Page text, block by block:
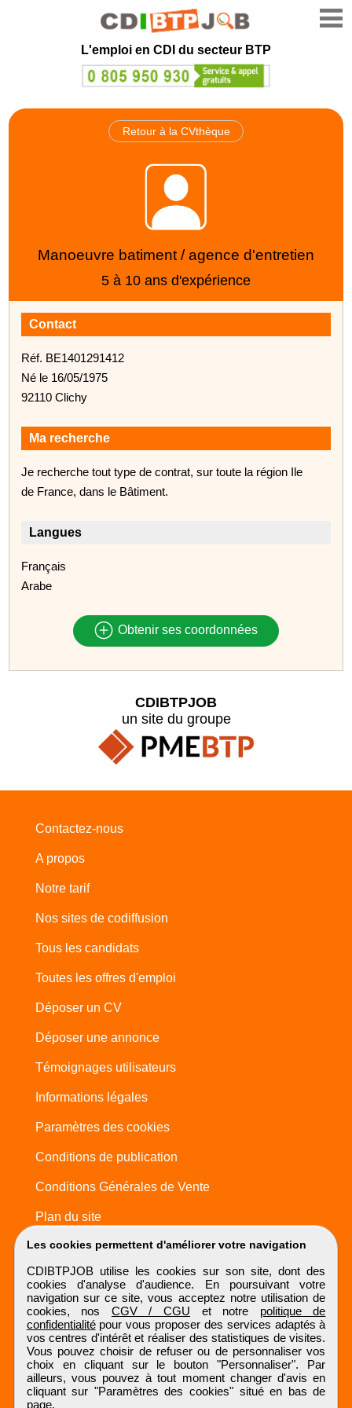
L'emploi en CDI du secteur BTP
Retour à la CVthèque
Manoeuvre batiment / agence d'entretien
5 à 10 ans d'expérience
Contact
Réf. BE1401291412
Né le 16/05/1975
92110 Clichy
Ma recherche
Je recherche tout type de contrat, sur toute la région Ile
de France, dans le Bâtiment.
Langues
Français
Arabe
Obtenir ses coordonnées
Les cookies permettent d'améliorer votre navigation
CDIBTPJOB utilise les cookies sur son site, dont des
cookies d'analyse d'audience. En poursuivant votre
navigation sur ce site, vous acceptez notre utilisation de
cookies, nos CGV / CGU et notre politique de
confidentialitépour vous proposer des services adaptés à
vos centres d'intérêt et réaliser des statistiques de visites.
Vous pouvez choisir de refuser ou de personnaliser vos
choix en cliquant sur le bouton "Personnaliser". Par
ailleurs, vous pouvez à tout moment changer d'avis en
cliquant sur "Paramètres des cookies" situé en bas de
page.
CDIBTPJOB
un site du groupe
Contactez-nous
A propos
Notre tarif
Nos sites de codiffusion
Tous les candidats
Toutes les offres d'emploi
Déposer un CV
Déposer une annonce
Témoignages utilisateurs
Informations légales
Paramètres des cookies
Conditions de publication
Conditions Générales de Vente
Plan du site